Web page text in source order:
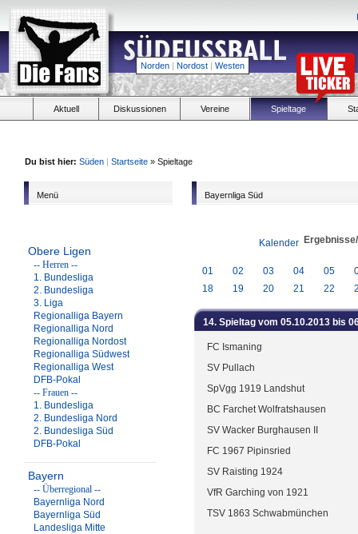
Norden | Nordost | Westen
Aktuell Diskussionen Vereine Spieltage
Du bist hier: Süden | Startseite » Spieltage
Menü
Obere Ligen
-- Herren --
1. Bundesliga
2. Bundesliga
3. Liga
Regionalliga Bayern
Regionalliga Nord
Regionalliga Nordost
Regionalliga Südwest
Regionalliga West
DFB-Pokal
-- Frauen --
1. Bundesliga
2. Bundesliga Nord
2. Bundesliga Süd
DFB-Pokal
Bayern
-- Überregional --
Bayernliga Nord
Bayernliga Süd
Landesliga Mitte
Bayernliga Süd
Kalender
01 02 03 04 05
18
19 20 21 22
14. Spieltag vom 05.10.2013 bis
FC Ismaning
SV Pullach
SpVgg 1919 Landshut
BC Farchet Wolfratshausen
SV Wacker Burghausen II
FC 1967 Pipinsried
SV Raisting 1924
VfR Garching von 1921
TSV 1863 Schwabmünchen